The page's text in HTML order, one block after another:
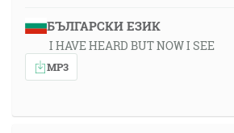
БЪЛГАРСКИ ЕЗИК
I HAVE HEARD BUT NOW I SEE
MP3